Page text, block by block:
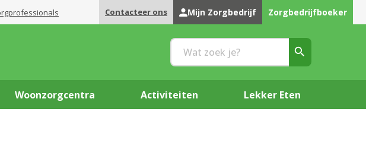
Contacteer ons Mijn Zorgbedrijf Zorgbedrijfboeker
Woonzorgcentra Activiteiten Lekker Eten